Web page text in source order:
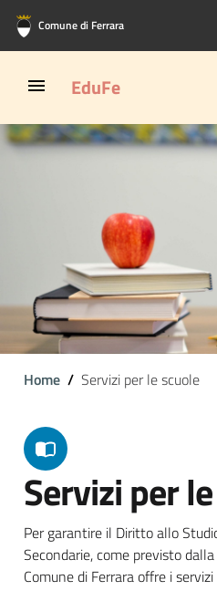
Vai al contenuto principale
Vai al footer
Comune di Ferrara
EduFe
Home Servizi per le scuole
Servizi per
Per garantire il Diritto allo
Secondarie, come previsto
Comune di Ferrara offre i servizi